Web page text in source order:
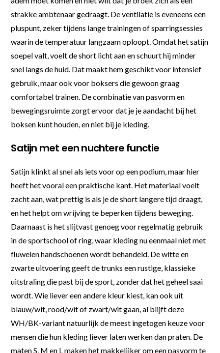
strakke ambtenaar gedraagt. De ventilatie is eveneens een
pluspunt, zeker tijdens lange trainingen of sparringsessies
waarin de temperatuur langzaam oploopt. Omdat het satijn
soepel valt, voelt de short licht aan en schuurt hij minder
snel langs de huid. Dat maakt hem geschikt voor intensief
gebruik, maar ook voor boksers die gewoon graag
comfortabel trainen. De combinatie van pasvorm en
bewegingsruimte zorgt ervoor dat je je aandacht bij het
boksen kunt houden, en niet bij je kleding.
Satijn met een nuchtere functie
Satijn klinkt al snel als iets voor op een podium, maar hier
heeft het vooral een praktische kant. Het materiaal voelt
zacht aan, wat prettig is als je de short langere tijd draagt,
en het helpt om wrijving te beperken tijdens beweging.
Daarnaast is het slijtvast genoeg voor regelmatig gebruik
in de sportschool of ring, waar kleding nu eenmaal niet met
fluwelen handschoenen wordt behandeld. De witte en
zwarte uitvoering geeft de trunks een rustige, klassieke
uitstraling die past bij de sport, zonder dat het geheel saai
wordt. Wie liever een andere kleur kiest, kan ook uit
blauw/wit, rood/wit of zwart/wit gaan, al blijft deze
WH/BK-variant natuurlijk de meest ingetogen keuze voor
mensen die hun kleding liever laten werken dan praten. De
maten S, M en L maken het makkelijker om een pasvorm te